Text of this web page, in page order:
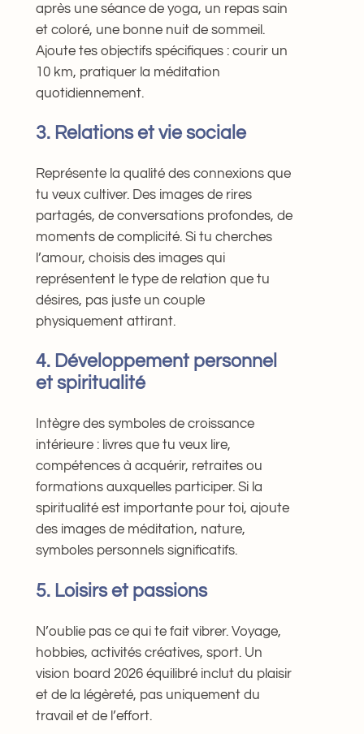
après une séance de yoga, un repas sain
et coloré, une bonne nuit de sommeil.
Ajoute tes objectifs spécifiques : courir un
10 km, pratiquer la méditation
quotidiennement.
3. Relations et vie sociale
Représente la qualité des connexions que
tu veux cultiver. Des images de rires
partagés, de conversations profondes, de
moments de complicité. Si tu cherches
l’amour, choisis des images qui
représentent le type de relation que tu
désires, pas juste un couple
physiquement attirant.
4. Développement personnel
et spiritualité
Intègre des symboles de croissance
intérieure : livres que tu veux lire,
compétences à acquérir, retraites ou
formations auxquelles participer. Si la
spiritualité est importante pour toi, ajoute
des images de méditation, nature,
symboles personnels significatifs.
5. Loisirs et passions
N’oublie pas ce qui te fait vibrer. Voyage,
hobbies, activités créatives, sport. Un
vision board 2026 équilibré inclut du plaisir
et de la légèreté, pas uniquement du
travail et de l’effort.